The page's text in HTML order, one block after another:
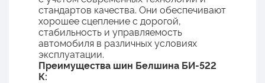
стандартов качества. Они обеспечивают
хорошее сцепление с дорогой,
стабильность и управляемость
автомобиля в различных условиях
эксплуатации.
Преимущества шин Белшина БИ-522
К: